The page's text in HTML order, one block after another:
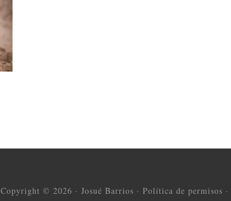
Copyright © 2026 · Josué Barrios · Política de permisos ·